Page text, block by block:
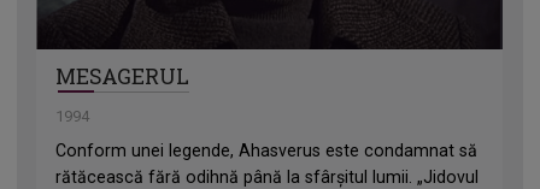
MESAGERUL
1994
Conform unei legende, Ahasverus este condamnat să
rătăcească fără odihnă până la sfârşitul lumii. „Jidovul